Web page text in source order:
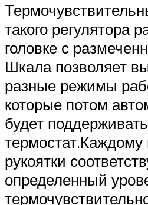
такого регулятора
головке с
Шкала позволяет
разные режимы
которые потом
будет поддерживать
рукоятки
определенный